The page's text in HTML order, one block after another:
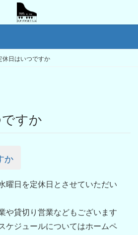
休日はいつですか
ですか
か
曜日を定休日とさせていただい
や貸切り営業などもございます
ケジュールについてはホームペ